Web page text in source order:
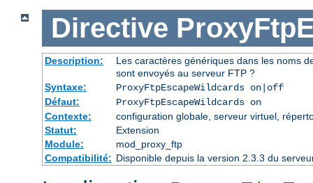
Directive
Description:
Les caractères génériques dans les noms
sont envoyés au serveur FTP ?
Syntaxe:
ProxyFtpEscapeWildcards on|off
Défaut:
ProxyFtpEscapeWildcards on
Contexte:
configuration globale, serveur virtuel,
Statut:
Extension
Module:
mod_proxy_ftp
Compatibilité: Disponible depuis la version 2.3.3 du